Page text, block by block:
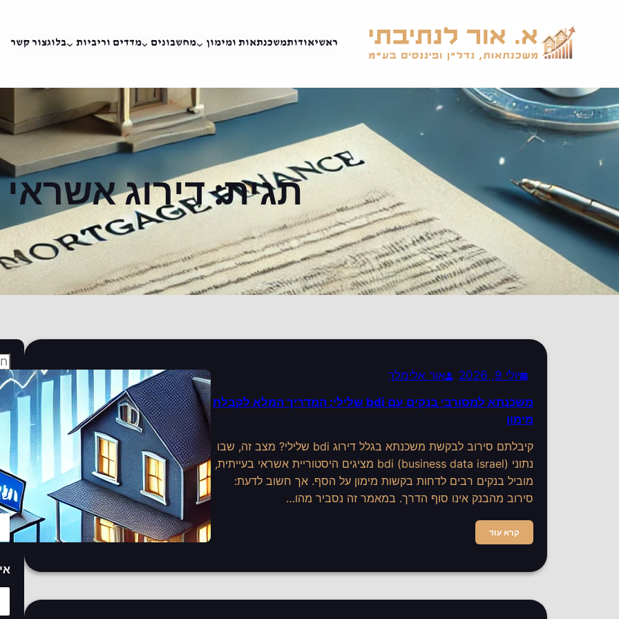
ראשיאודותמשכנתאות ומימון מחשבונים מדדים וריביות בלוגצור קשר
תגית:דירוג אשראי
יולי 9, 2026
אור אלימלך
משכנתא למסורבי בנקים עם bdi שלילי: המדריך המלא לקבלת
מימון
קיבלתם סירוב לבקשת משכנתא בגלל דירוג bdi שלילי? מצב זה, שבו
נתוני bdi (business data israel) מציגים היסטוריית אשראי בעייתית,
מוביל בנקים רבים לדחות בקשות מימון על הסף. אך חשוב לדעת:
סירוב מהבנק אינו סוף הדרך. במאמר זה נסביר מהו…
קרא עוד
s
e
r
h